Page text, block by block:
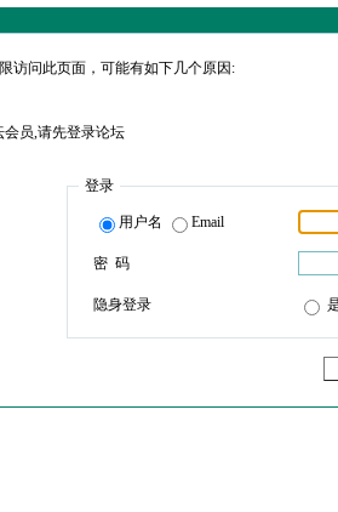
访问此页面，可能有如下几个原因:
会员,请先登录论坛
登录
用户名 Email
密 码
隐身登录